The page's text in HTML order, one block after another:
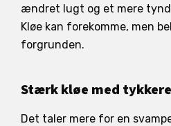
ændret lugt og et mere
Kløe kan forekomme, men
forgrunden.
Stærk kløe med
Det taler mere for en